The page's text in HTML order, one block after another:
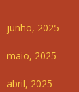
junho, 2025
maio, 2025
abril, 2025